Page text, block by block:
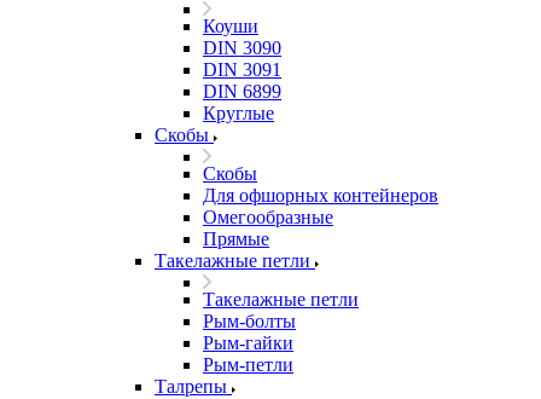
Коуши
DIN 3090
DIN 3091
DIN 6899
Круглые
Скобы
Скобы
Для офшорных контейнеров
Омегообразные
Прямые
Такелажные петли
Такелажные петли
Рым-болты
Рым-гайки
Рым-петли
Талрепы